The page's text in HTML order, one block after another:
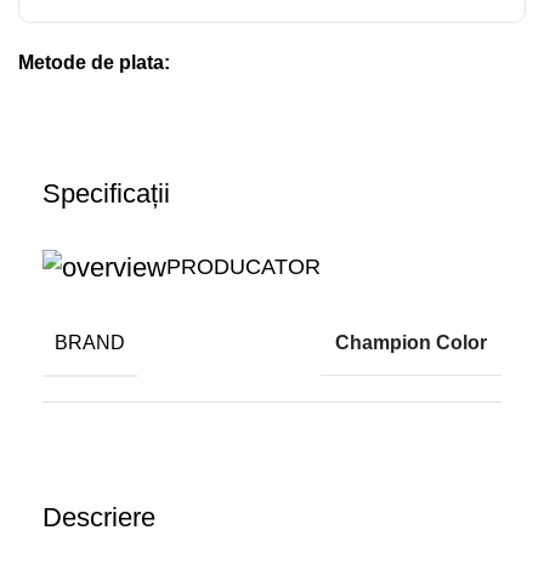
Metode de plata:
Descriere
Specificații
PRODUCATOR
BRAND Champion Color